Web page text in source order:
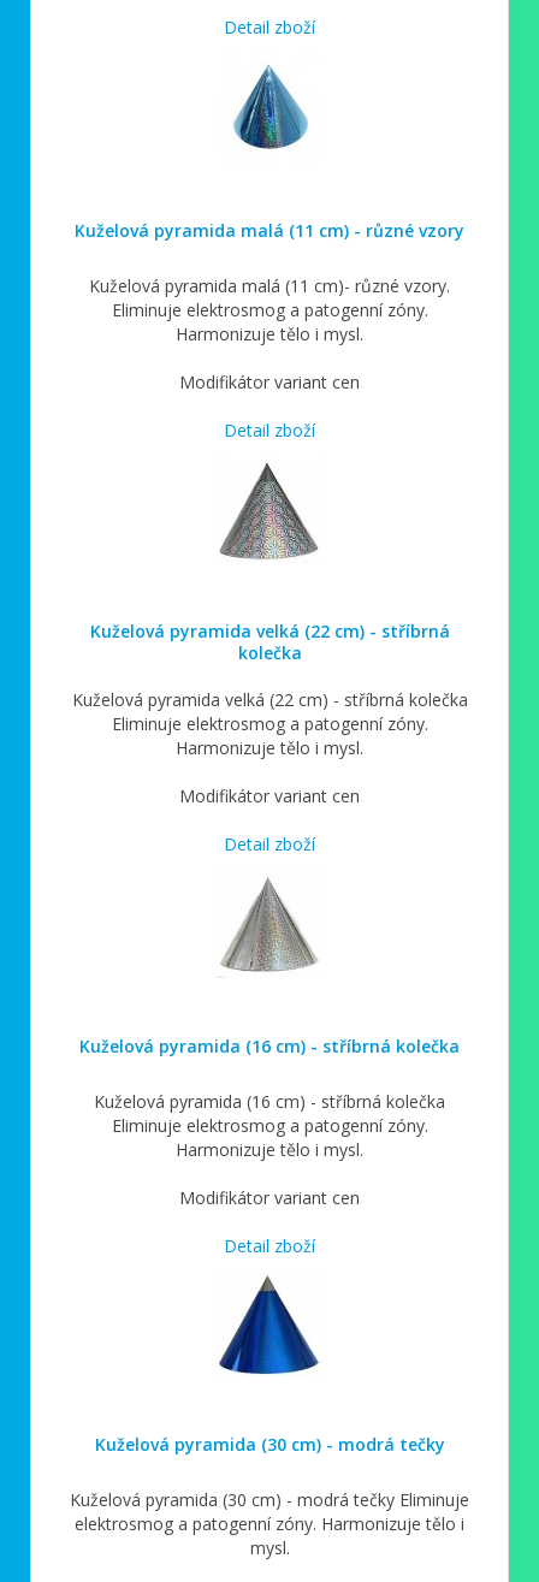
Detail zboží
Kuželová pyramida malá (11 cm) - různé vzory
Kuželová pyramida malá (11 cm)- různé vzory.
Eliminuje elektrosmog a patogenní zóny.
Harmonizuje tělo i mysl.
Modifikátor variant cen
Detail zboží
Kuželová pyramida velká (22 cm) - stříbrná
kolečka
Kuželová pyramida velká (22 cm) - stříbrná kolečka
Eliminuje elektrosmog a patogenní zóny.
Harmonizuje tělo i mysl.
Modifikátor variant cen
Detail zboží
Kuželová pyramida (16 cm) - stříbrná kolečka
Kuželová pyramida (16 cm) - stříbrná kolečka
Eliminuje elektrosmog a patogenní zóny.
Harmonizuje tělo i mysl.
Modifikátor variant cen
Detail zboží
Kuželová pyramida (30 cm) - modrá tečky
Kuželová pyramida (30 cm) - modrá tečky Eliminuje
elektrosmog a patogenní zóny. Harmonizuje tělo i
mysl.